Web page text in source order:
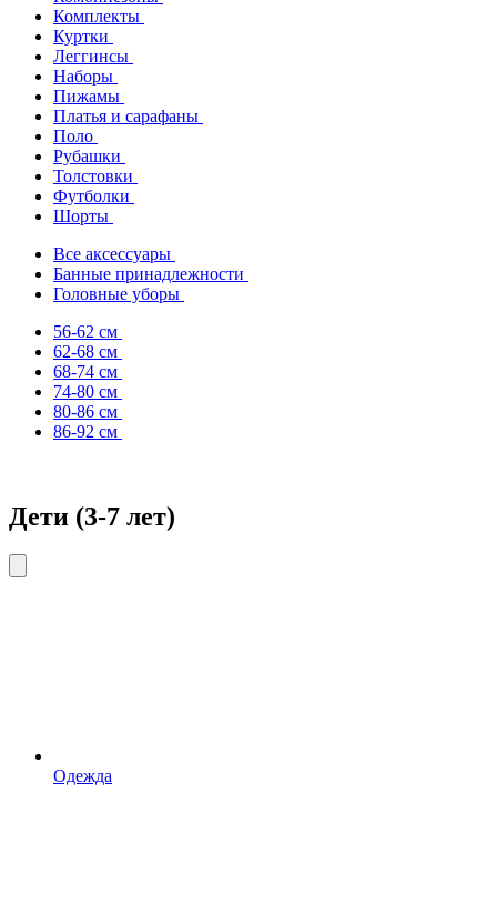
Комплекты
Куртки
Леггинсы
Наборы
Пижамы
Платья и сарафаны
Поло
Рубашки
Толстовки
Футболки
Шорты
Все аксессуары
Банные принадлежности
Головные уборы
56-62 см
62-68 см
68-74 см
74-80 см
80-86 см
86-92 см
Дети (3-7 лет)
Одежда